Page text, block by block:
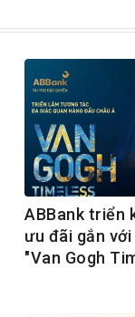
ABBank triển
ưu đãi gắn
"Van Gogh